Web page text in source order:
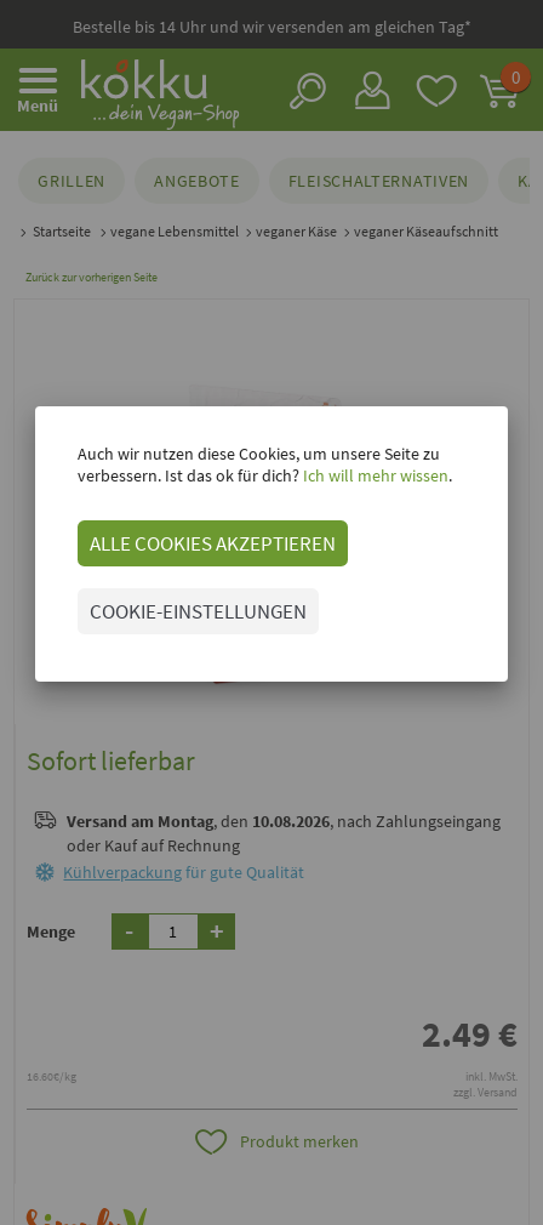
Bestelle bis 14 Uhr und wir versenden am gleichen Tag*
Menü
0
GRILLEN ANGEBOTE FLEISCHALTERNATIVEN
Startseite vegane Lebensmittel veganer Käse veganer Käseaufschnitt
Zurück zur vorherigen Seite
Sofort lieferbar
Versand am Montag, den 10.08.2026, nach Zahlungseingang
oder Kauf auf Rechnung
Kühlverpackungfür gute Qualität
Menge - +
2.49€
16.60€/kg
inkl. MwSt.
zzgl. Versand
Produkt merken
Auch wir nutzen diese Cookies, um unsere Seite zu
verbessern. Ist das ok für dich? Ich will mehr wissen.
ALLE COOKIES AKZEPTIEREN
COOKIE-EINSTELLUNGEN